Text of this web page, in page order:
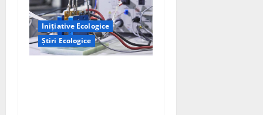
i
o
Inițiative Ecologice
Știri Ecologice